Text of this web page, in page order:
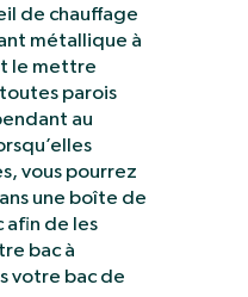
de chauffage
métallique à
le mettre
parois
au
vous pourrez
une boîte de
afin de les
bac à
votre bac de